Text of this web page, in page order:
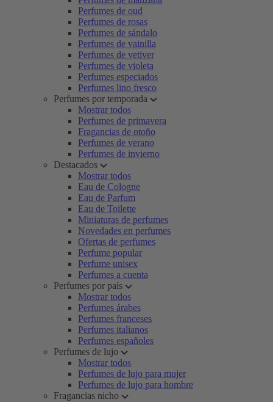
Perfumes de oud
Perfumes de rosas
Perfumes de sándalo
Perfumes de vainilla
Perfumes de vetiver
Perfumes de violeta
Perfumes especiados
Perfumes lino fresco
Perfumes por temporada
Mostrar todos
Perfumes de primavera
Fragancias de otoño
Perfumes de verano
Perfumes de invierno
Destacados
Mostrar todos
Eau de Cologne
Eau de Parfum
Eau de Toilette
Miniaturas de perfumes
Novedades en perfumes
Ofertas de perfumes
Perfume popular
Perfume unisex
Perfumes a cuenta
Perfumes por país
Mostrar todos
Perfumes árabes
Perfumes franceses
Perfumes italianos
Perfumes españoles
Perfumes de lujo
Mostrar todos
Perfumes de lujo para mujer
Perfumes de lujo para hombre
Fragancias nicho